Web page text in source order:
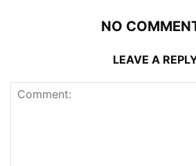
NO
LEAVE A